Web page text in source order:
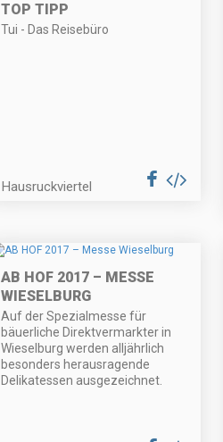
TOP TIPP
Tui - Das Reisebüro
Hausruckviertel
AB HOF 2017 – MESSE
WIESELBURG
Auf der Spezialmesse für
bäuerliche Direktvermarkter in
Wieselburg werden alljährlich
besonders herausragende
Delikatessen ausgezeichnet.